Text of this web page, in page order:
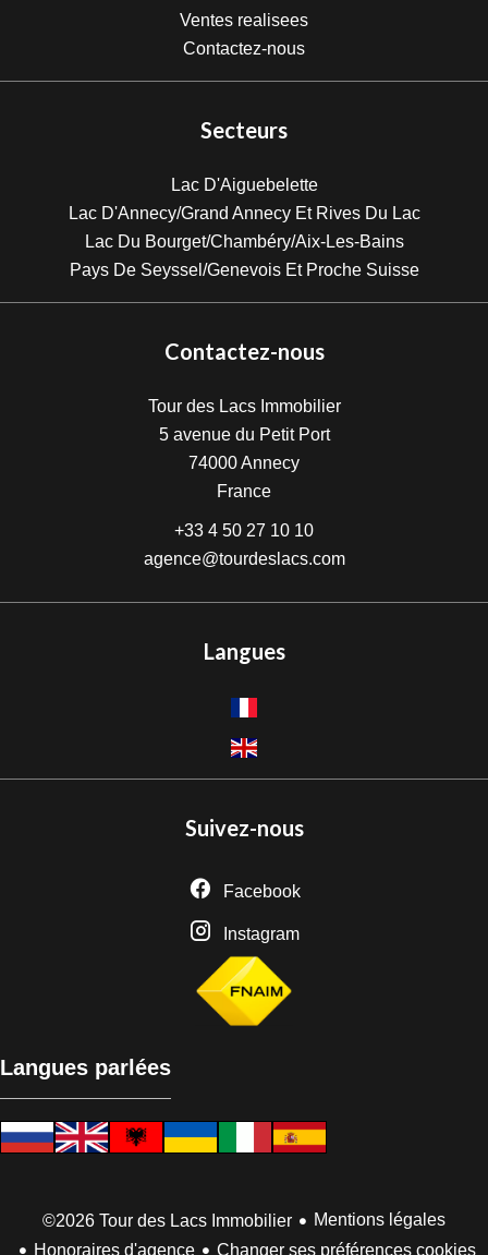
Ventes realisees
Contactez-nous
Secteurs
Lac D'Aiguebelette
Lac D'Annecy/Grand Annecy Et Rives Du Lac
Lac Du Bourget/Chambéry/Aix-Les-Bains
Pays De Seyssel/Genevois Et Proche Suisse
Contactez-nous
Tour des Lacs Immobilier
5 avenue du Petit Port
74000Annecy
France
+33 4 50 27 10 10
agence@tourdeslacs.com
Langues
Suivez-nous
Facebook
Instagram
Langues parlées
©2026 Tour des Lacs Immobilier
Mentions légales
Honoraires d'agence
Changer ses préférences cookies